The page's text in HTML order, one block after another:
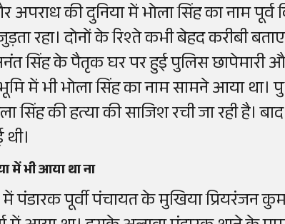
अपराध की दुनिया में भोला सिंह का नाम
रहा। दोनों के रिश्ते कभी बेहद करीबी
अनंत सिंह के पैतृक घर पर हुई पुलिस
में भी भोला सिंह का नाम सामने आया था।
सिंह की हत्या की साजिश रची जा रही है।
में भी आया था ना
में पंडारक पूर्वी पंचायत के मुखिया प्रियरंजन